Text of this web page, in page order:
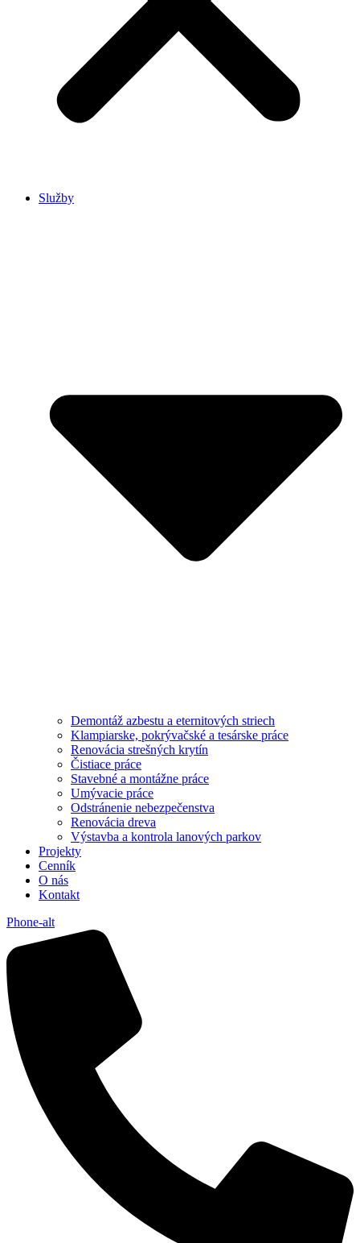
Služby
Demontáž azbestu a eternitových striech
Klampiarske, pokrývačské a tesárske práce
Renovácia strešných krytín
Čistiace práce
Stavebné a montážne práce
Umývacie práce
Odstránenie nebezpečenstva
Renovácia dreva
Výstavba a kontrola lanových parkov
Projekty
Cenník
O nás
Kontakt
Phone-alt